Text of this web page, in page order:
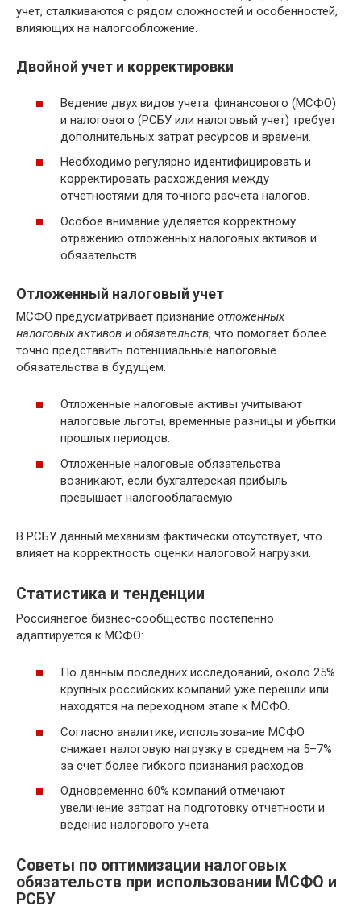
учет, сталкиваются с рядом сложностей и особенностей,
влияющих на налогообложение.
Двойной учет и корректировки
Ведение двух видов учета: финансового (МСФО)
и налогового (РСБУ или налоговый учет) требует
дополнительных затрат ресурсов и времени.
Необходимо регулярно идентифицировать и
корректировать расхождения между
отчетностями для точного расчета налогов.
Особое внимание уделяется корректному
отражению отложенных налоговых активов и
обязательств.
Отложенный налоговый учет
МСФО предусматривает признание отложенных
налоговых активов и обязательств, что помогает более
точно представить потенциальные налоговые
обязательства в будущем.
Отложенные налоговые активы учитывают
налоговые льготы, временные разницы и убытки
прошлых периодов.
Отложенные налоговые обязательства
возникают, если бухгалтерская прибыль
превышает налогооблагаемую.
В РСБУ данный механизм фактически отсутствует, что
влияет на корректность оценки налоговой нагрузки.
Статистика и тенденции
Россиянегое бизнес-сообщество постепенно
адаптируется к МСФО:
По данным последних исследований, около 25%
крупных российских компаний уже перешли или
находятся на переходном этапе к МСФО.
Согласно аналитике, использование МСФО
снижает налоговую нагрузку в среднем на 5–7%
за счет более гибкого признания расходов.
Одновременно 60% компаний отмечают
увеличение затрат на подготовку отчетности и
ведение налогового учета.
Советы по оптимизации налоговых
обязательств при использовании МСФО и
РСБУ